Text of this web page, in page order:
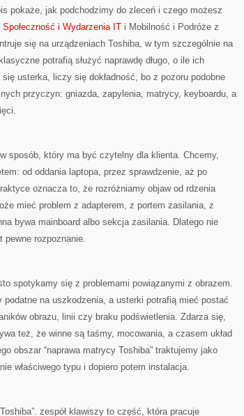
pokaże, jak podchodzimy do zleceń i czego możesz
Społeczność i Wydarzenia IT i Mobilność i Podróże z
się na urządzeniach Toshiba, w tym szczególnie na
potrafią służyć naprawdę długo, o ile ich
usterka, liczy się dokładność, bo z pozoru podobne
przyczyn: gniazda, zapylenia, matrycy, keyboardu, a
sposób, który ma być czytelny dla klienta. Chcemy,
od oddania laptopa, przez sprawdzenie, aż po
oznacza to, że rozróżniamy objaw od rdzenia
mieć problem z adapterem, z portem zasilania, z
bywa mainboard albo sekcja zasilania. Dlatego nie
pewne rozpoznanie.
spotykamy się z problemami powiązanymi z obrazem.
podatne na uszkodzenia, a usterki potrafią mieć postać
obrazu, linii czy braku podświetlenia. Zdarza się,
też, że winne są taśmy, mocowania, a czasem układ
obszar “naprawa matrycy Toshiba” traktujemy jako
właściwego typu i dopiero potem instalacja.
zespół klawiszy to część, która pracuje